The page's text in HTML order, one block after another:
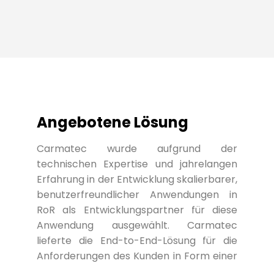
Angebotene Lösung
Carmatec wurde aufgrund der
technischen Expertise und jahrelangen
Erfahrung in der Entwicklung skalierbarer,
benutzerfreundlicher Anwendungen in
RoR als Entwicklungspartner für diese
Anwendung ausgewählt. Carmatec
lieferte die End-to-End-Lösung für die
Anforderungen des Kunden in Form einer